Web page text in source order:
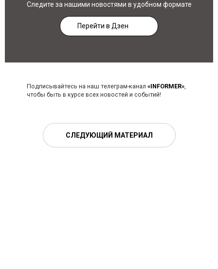
Следите за нашими новостями в удобном формате
Перейти в Дзен
Подписывайтесь на наш телеграм-канал «INFORMER»,
чтобы быть в курсе всех новостей и событий!
СЛЕДУЮЩИЙ МАТЕРИАЛ